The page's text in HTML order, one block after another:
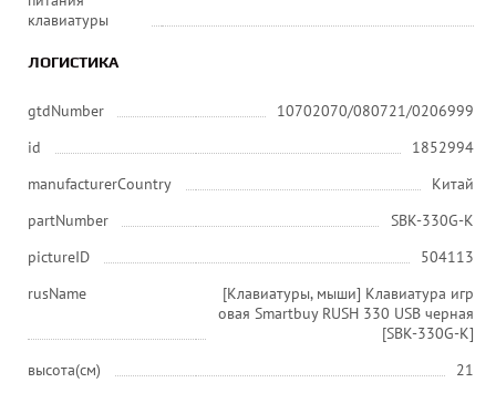
клавиатуры
ЛОГИСТИКА
gtdNumber
10702070/080721/0206999
id
1852994
manufacturerCountry
Китай
partNumber
SBK-330G-K
pictureID
504113
rusName
[Клавиатуры, мыши] Клавиатура игр
овая Smartbuy RUSH 330 USB черная
[SBK-330G-K]
высота(см)
21